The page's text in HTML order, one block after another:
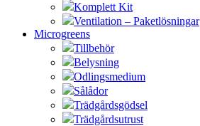
Komplett Kit
Ventilation – Paketlösningar
Microgreens
Tillbehör
Belysning
Odlingsmedium
Sålådor
Trädgårdsgödsel
Trädgårdsutrust